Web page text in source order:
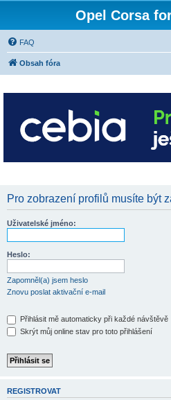
Opel Corsa
FAQ
Obsah fóra
Pro zobrazení profilů musíte být
Uživatelské jméno:
Heslo:
Zapomněl(a) jsem heslo
Znovu poslat aktivační e-mail
Přihlásit mě automaticky při každé návštěvě
Skrýt můj online stav pro toto přihlášení
REGISTROVAT